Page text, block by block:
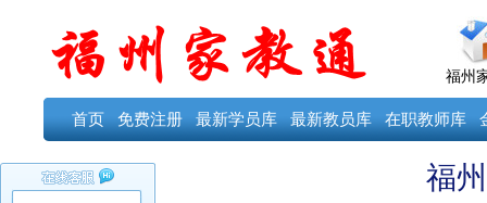
福州
首页 免费注册 最新学员库 最新教员库 在职教师库
福